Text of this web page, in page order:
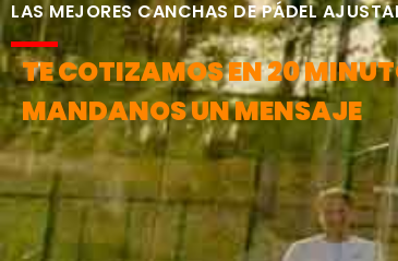
LAS MEJORES CANCHAS DE PÁDEL
TE COTIZAMOS EN 20
MANDANOS UN MENSAJE